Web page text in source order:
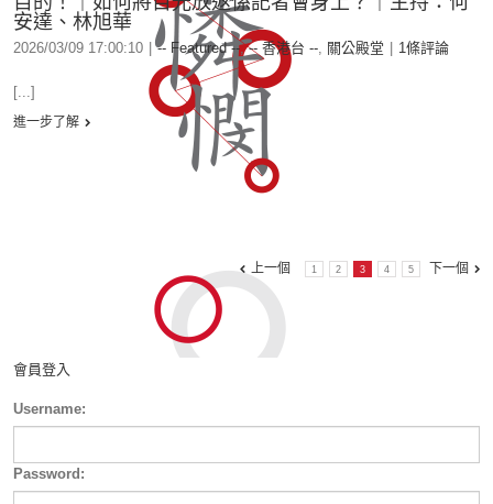
安達、林旭華
2026/03/09 17:00:10 -- Featured --,-- 香港台 --, 關公殿堂 1條評論
[...]
進一步了解
上一個 1 2 3 4 5 下一個
會員登入
Username:
Password: